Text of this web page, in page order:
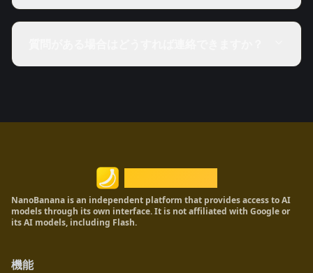
NanoBanana is an independent platform that provides access to AI
models through its own interface. It is not affiliated with Google or
its AI models, including Flash.
機能